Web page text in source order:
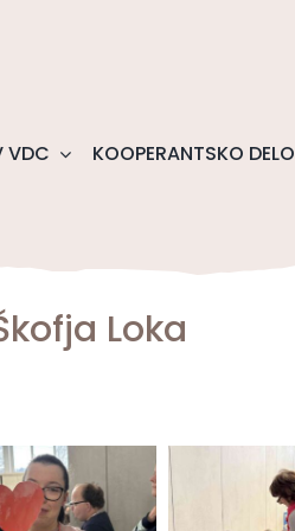
VDC KOOPERANTSKO DELO
Loka